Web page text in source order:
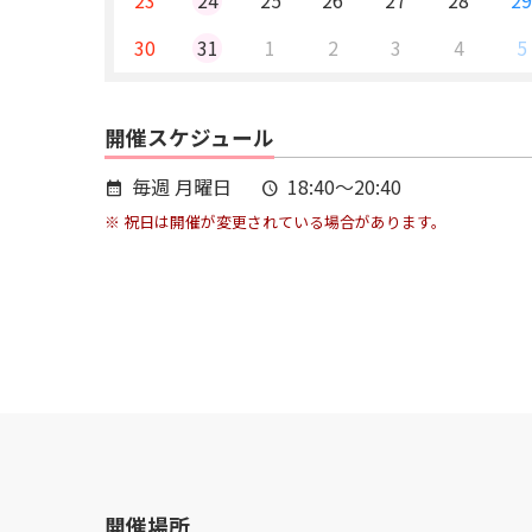
30
31 1 2 3 4 5
開催スケジュール
calendar_month 毎週 月曜日 schedule 18:40～20:40
※ 祝日は開催が変更されている場合があります。
開催場所